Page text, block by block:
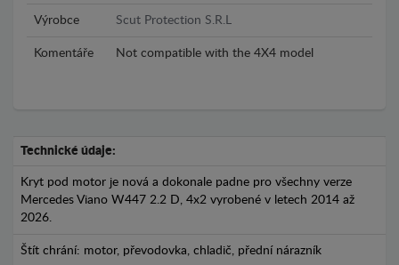
Výrobce Scut Protection S.R.L
Komentáře Not compatible with the 4X4 model
Technické údaje:
Kryt pod motor je nová a dokonale padne pro všechny verze
Mercedes Viano W447 2.2 D, 4x2 vyrobené v letech 2014 až
2026.
Štít chrání: motor, převodovka, chladič, přední nárazník